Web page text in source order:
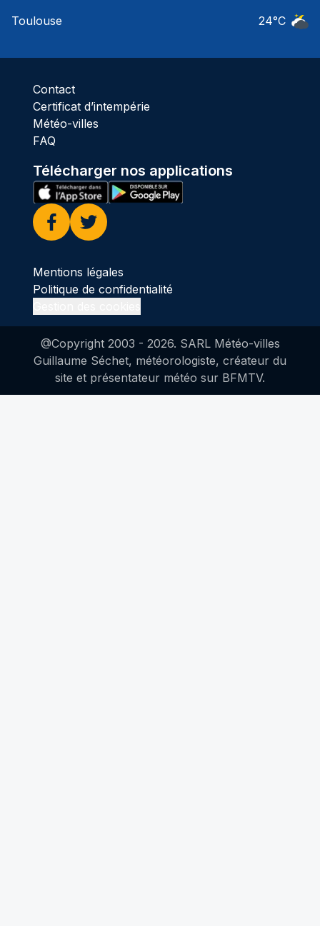
Toulouse
24°C
Contact
Certificat d’intempérie
Météo-villes
FAQ
Télécharger nos applications
Facebook
Twitter
Mentions légales
Politique de confidentialité
@Copyright 2003 - 2026. SARL Météo-villes
Guillaume Séchet, météorologiste, créateur du
site et présentateur météo sur BFMTV.